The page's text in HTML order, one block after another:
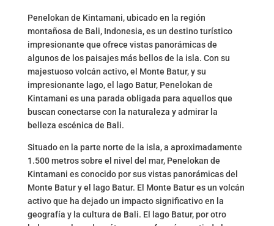
Penelokan de Kintamani, ubicado en la región
montañosa de Bali, Indonesia, es un destino turístico
impresionante que ofrece vistas panorámicas de
algunos de los paisajes más bellos de la isla. Con su
majestuoso volcán activo, el Monte Batur, y su
impresionante lago, el lago Batur, Penelokan de
Kintamani es una parada obligada para aquellos que
buscan conectarse con la naturaleza y admirar la
belleza escénica de Bali.
Situado en la parte norte de la isla, a aproximadamente
1.500 metros sobre el nivel del mar, Penelokan de
Kintamani es conocido por sus vistas panorámicas del
Monte Batur y el lago Batur. El Monte Batur es un volcán
activo que ha dejado un impacto significativo en la
geografía y la cultura de Bali. El lago Batur, por otro